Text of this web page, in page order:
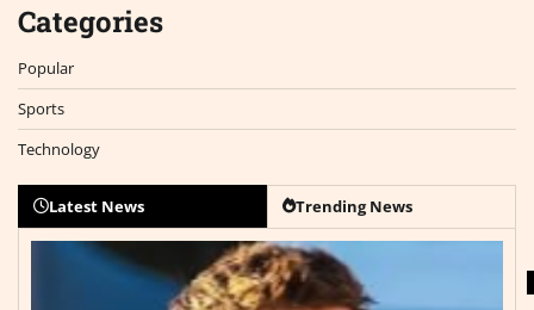
Categories
Popular
Sports
Technology
Latest News Trending News